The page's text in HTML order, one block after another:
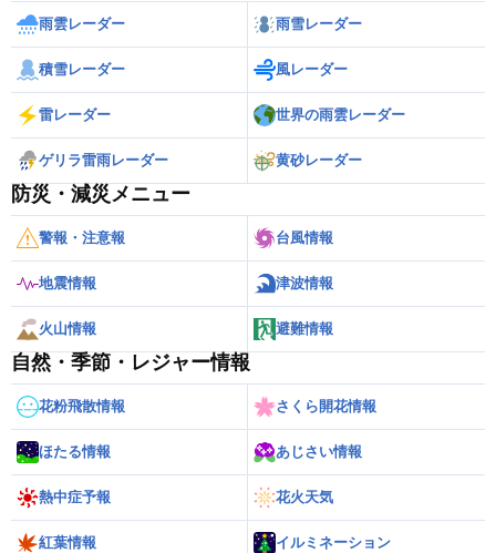
雨雲レーダー 雨雪レーダー
積雪レーダー 風レーダー
雷レーダー 世界の雨雲レーダー
ゲリラ雷雨レーダー 黄砂レーダー
防災・減災メニュー
警報・注意報 台風情報
地震情報 津波情報
火山情報 避難情報
自然・季節・レジャー情報
花粉飛散情報 さくら開花情報
ほたる情報 あじさい情報
熱中症予報 花火天気
紅葉情報 イルミネーション